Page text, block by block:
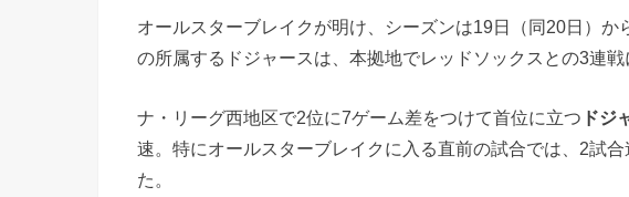
オールスターブレイクが明け、シーズンは19日（同20日）か
の所属するドジャースは、本拠地でレッドソックスとの3連戦
ナ・リーグ西地区で2位に7ゲーム差をつけて首位に立つ ドジ
速。特にオールスターブレイクに入る直前の試合では、2試
た。